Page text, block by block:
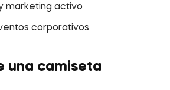
marketing activo
corporativos
una camiseta